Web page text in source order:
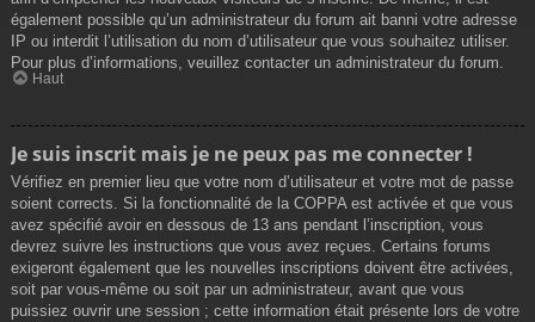
également possible qu’un administrateur du forum ait banni votre adresse
IP ou interdit l’utilisation du nom d’utilisateur que vous souhaitez utiliser.
Pour plus d’informations, veuillez contacter un administrateur du forum.
Haut
Je suis inscrit mais je ne peux pas me connecter !
Vérifiez en premier lieu que votre nom d’utilisateur et votre mot de passe
soient corrects. Si la fonctionnalité de la COPPA est activée et que vous
avez spécifié avoir en dessous de 13 ans pendant l’inscription, vous
devrez suivre les instructions que vous avez reçues. Certains forums
exigeront également que les nouvelles inscriptions doivent être activées,
soit par vous-même ou soit par un administrateur, avant que vous
puissiez ouvrir une session ; cette information était présente lors de votre